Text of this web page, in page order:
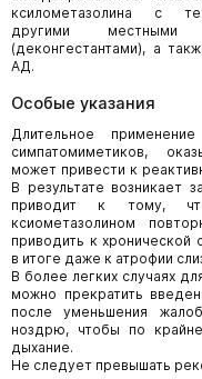
ксилометазолина с
другими местными
(деконгестантами), а
АД.
Особые указания
Длительное
симпатомиметиков,
может привести к
В результате возникает
приводит к тому,
ксиометазолином
приводить к хронической
в итоге даже к атрофии
В более легких случаях
можно прекратить
после уменьшения
ноздрю, чтобы по
дыхание.
Не следует превышать